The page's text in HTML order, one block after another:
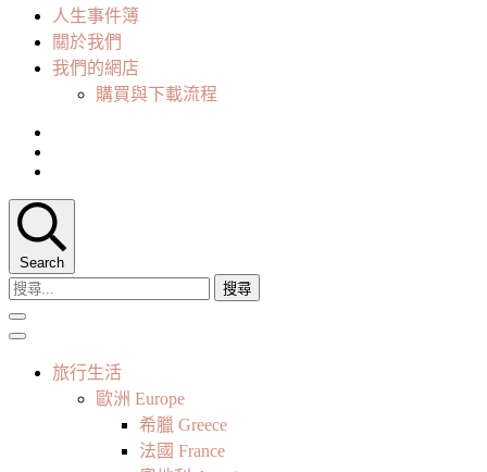
人生事件簿
關於我們
我們的網店
購買與下載流程
Search
搜
尋
關
旅行生活
歐洲 Europe
希臘 Greece
法國 France